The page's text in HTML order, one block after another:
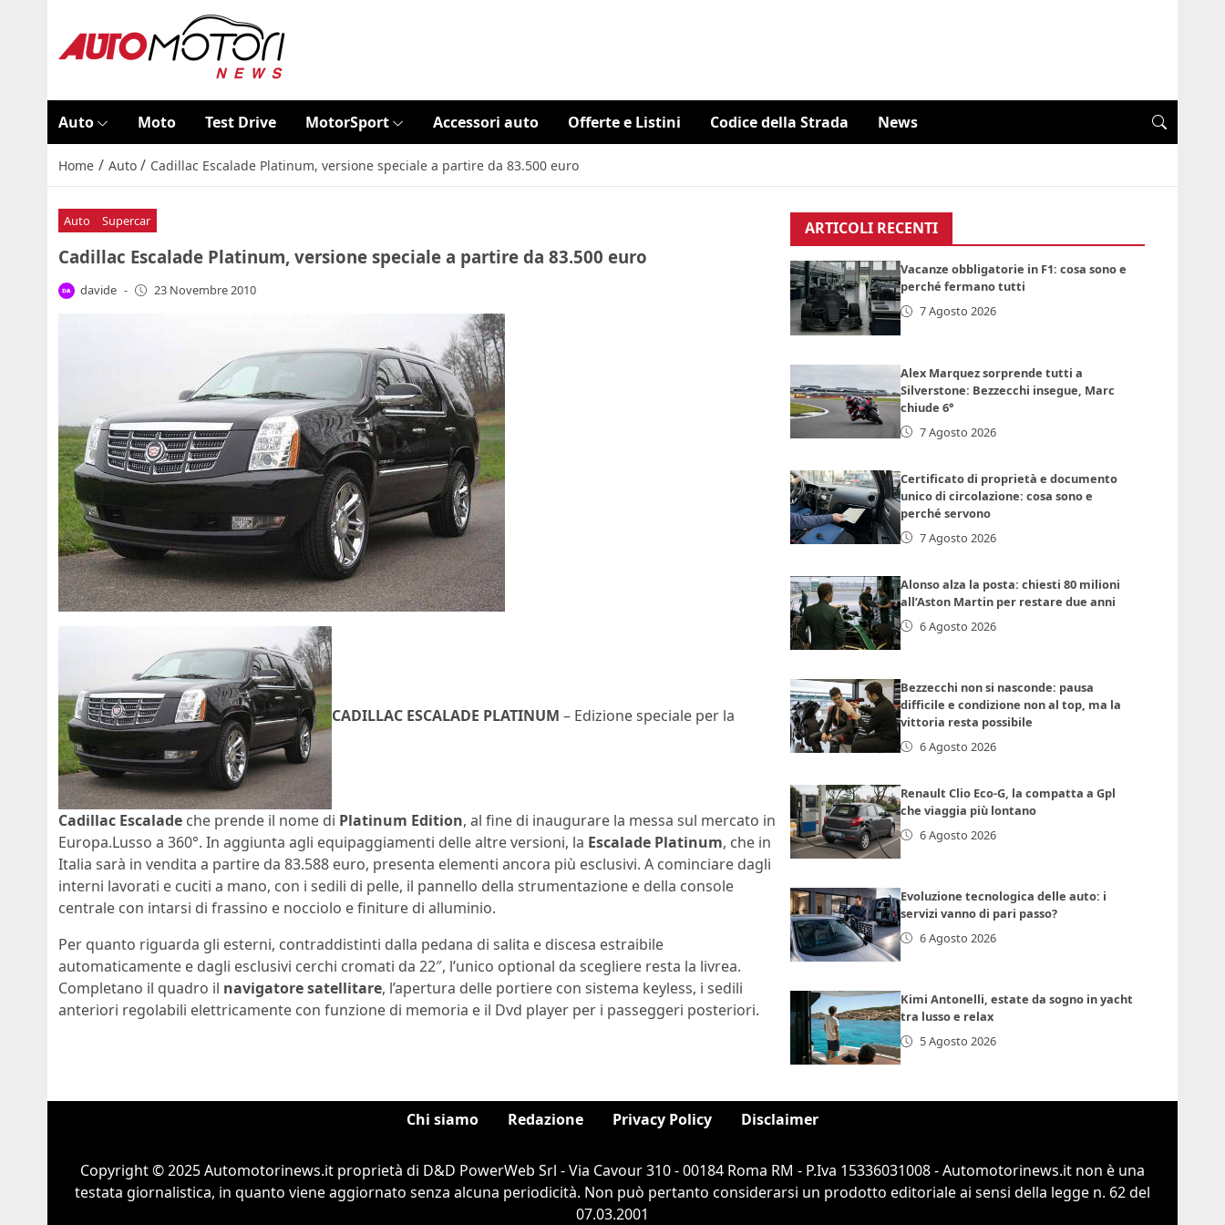
Auto Moto Test Drive MotorSport Accessori auto Offerte e Listini Codice della Strada News
Home / Auto / Cadillac Escalade Platinum, versione speciale a partire da 83.500 euro
Auto Supercar
Cadillac Escalade Platinum, versione speciale a partire da 83.500 euro
davide - 23 Novembre 2010
CADILLAC ESCALADE PLATINUM – Edizione speciale per la
Cadillac Escalade che prende il nome di Platinum Edition, al fine di inaugurare la messa sul mercato in
Europa.Lusso a 360°. In aggiunta agli equipaggiamenti delle altre versioni, la Escalade Platinum, che in
Italia sarà in vendita a partire da 83.588 euro, presenta elementi ancora più esclusivi. A cominciare dagli
interni lavorati e cuciti a mano, con i sedili di pelle, il pannello della strumentazione e della console
centrale con intarsi di frassino e nocciolo e finiture di alluminio.
Per quanto riguarda gli esterni, contraddistinti dalla pedana di salita e discesa estraibile
automaticamente e dagli esclusivi cerchi cromati da 22″, l’unico optional da scegliere resta la livrea.
Completano il quadro il navigatore satellitare, l’apertura delle portiere con sistema keyless, i sedili
anteriori regolabili elettricamente con funzione di memoria e il Dvd player per i passeggeri posteriori.
ARTICOLI RECENTI
Vacanze obbligatorie in F1: cosa sono e
perché fermano tutti
7 Agosto 2026
Alex Marquez sorprende tutti a
Silverstone: Bezzecchi insegue, Marc
chiude 6°
7 Agosto 2026
Certificato di proprietà e documento
unico di circolazione: cosa sono e
perché servono
7 Agosto 2026
Alonso alza la posta: chiesti 80 milioni
all’Aston Martin per restare due anni
6 Agosto 2026
Bezzecchi non si nasconde: pausa
difficile e condizione non al top, ma la
vittoria resta possibile
6 Agosto 2026
Renault Clio Eco-G, la compatta a Gpl
che viaggia più lontano
6 Agosto 2026
Evoluzione tecnologica delle auto: i
servizi vanno di pari passo?
6 Agosto 2026
Kimi Antonelli, estate da sogno in yacht
tra lusso e relax
5 Agosto 2026
Chi siamo Redazione Privacy Policy Disclaimer
Copyright © 2025 Automotorinews.it proprietà di D&D PowerWeb Srl - Via Cavour 310 - 00184 Roma RM - P.Iva 15336031008 - Automotorinews.it non è una
testata giornalistica, in quanto viene aggiornato senza alcuna periodicità. Non può pertanto considerarsi un prodotto editoriale ai sensi della legge n. 62 del
07.03.2001